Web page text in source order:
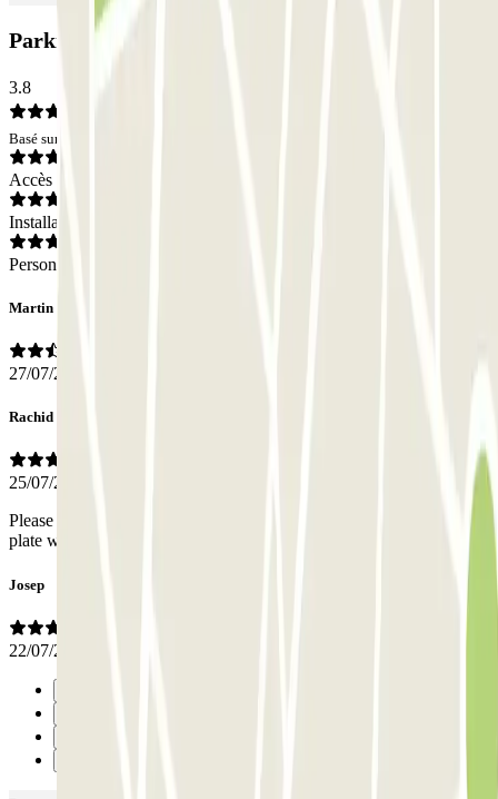
Parking Litvak - Sagrada Familia - Prking: Avis
3.8
Basé sur 6 avis
Accès
Installations
Personnel
Martin
27/07/2026
Rachid
25/07/2026
Please make better the outgoing procedure maybe a read number
plate will be better Thanks & regards
Josep
22/07/2026